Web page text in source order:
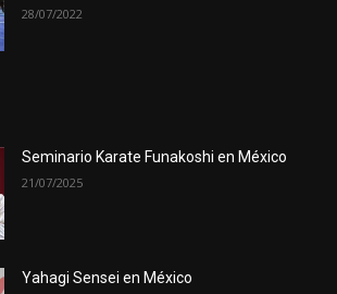
28/07/2022
Seminario Karate Funakoshi en México
21/07/2025
Yahagi Sensei en México